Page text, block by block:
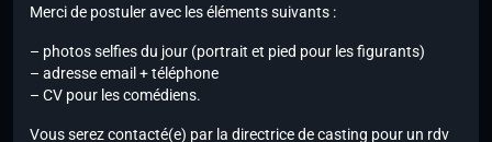
Merci de postuler avec les éléments suivants :
– photos selfies du jour (portrait et pied pour les figurants)
– adresse email + téléphone
– CV pour les comédiens.
Vous serez contacté(e) par la directrice de casting pour un rdv